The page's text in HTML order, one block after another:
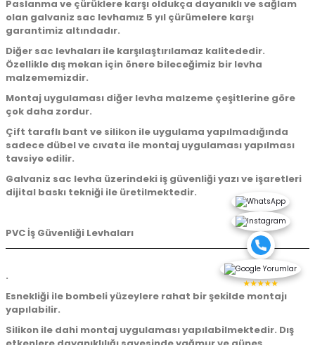
Paslanma ve çürüklere karşı oldukça dayanıklı ve sağlam
olan galvaniz sac levhamız 5 yıl çürümelere karşı
garantimiz altındadır.
Diğer sac levhaları ile karşılaştırılamaz kalitededir.
Özellikle dış mekan için önere bileceğimiz bir levha
malzememizdir.
Montaj uygulaması diğer levha malzeme çeşitlerine göre
çok daha zordur.
Çift taraflı bant ve silikon ile uygulama yapılmadığında
sadece dübel ve cıvata ile montaj uygulaması yapılması
tavsiye edilir.
Galvaniz sac levha üzerindeki iş güvenliği yazı ve işaretleri
dijital baskı tekniği ile üretilmektedir.
PVC İş Güvenliği Levhaları
.
Esnekliği ile bombeli yüzeylere rahat bir şekilde montajı
yapılabilir.
Silikon ile dahi montaj uygulaması yapılabilmektedir. Dış
★★★★★